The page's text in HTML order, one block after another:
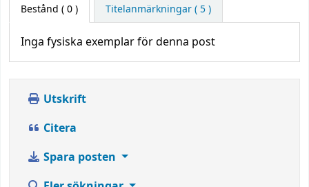
Bestånd ( 0 ) Titelanmärkningar ( 5 )
Inga fysiska exemplar för denna post
Utskrift
Citera
Spara posten